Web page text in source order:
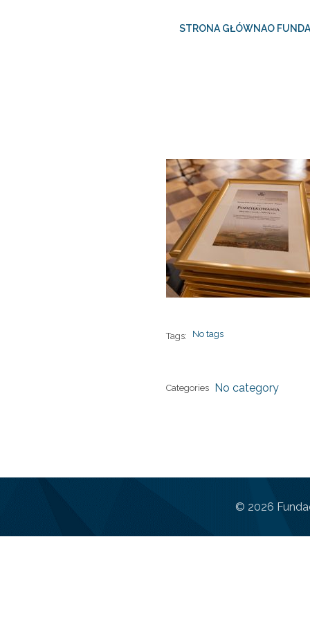
STRONA GŁÓWNAO
Tags: No tags
Categories No category
© 2026